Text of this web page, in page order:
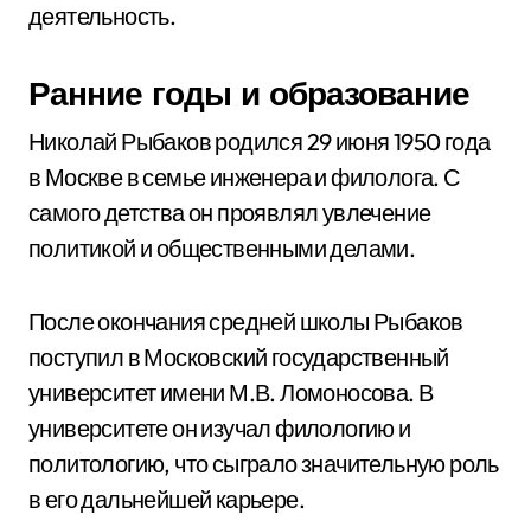
деятельность.
Ранние годы и образование
Николай Рыбаков родился 29 июня 1950 года
в Москве в семье инженера и филолога. С
самого детства он проявлял увлечение
политикой и общественными делами.
После окончания средней школы Рыбаков
поступил в Московский государственный
университет имени М.В. Ломоносова. В
университете он изучал филологию и
политологию, что сыграло значительную роль
в его дальнейшей карьере.